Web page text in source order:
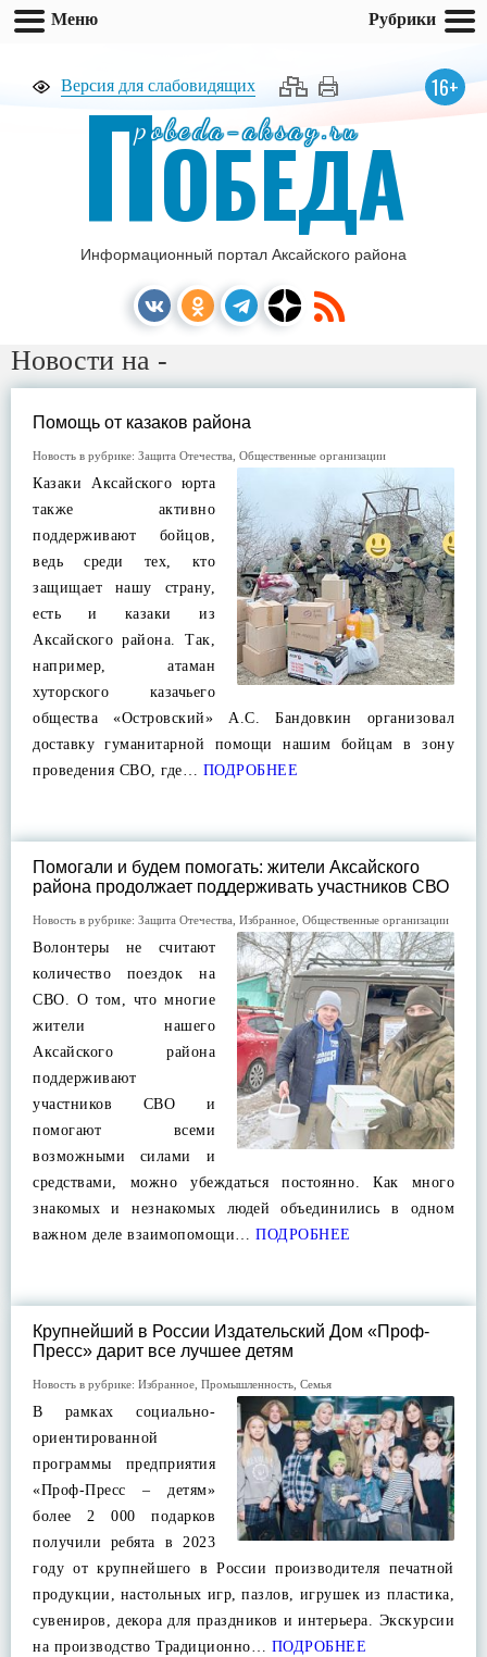
Версия для слабовидящих 16+
pobeda-aksay.ru
ПОБЕДА
Информационный портал Аксайского района
Новости на -
Помощь от казаков района
Новость в рубрике: Защита Отечества Общественные организации
Казаки Аксайского юрта
также активно
поддерживают бойцов,
ведь среди тех, кто
защищает нашу страну,
есть и казаки из
Аксайского района. Так,
например, атаман
хуторского казачьего
общества «Островский» А.С. Бандовкин организовал
доставку гуманитарной помощи нашим бойцам в зону
проведения СВО, где… ПОДРОБНЕЕ
Помогали и будем помогать: жители Аксайского
района продолжает поддерживать участников СВО
Новость в рубрике: Защита Отечества Избранное Общественные организации
Волонтеры не считают
количество поездок на
СВО. О том, что многие
жители нашего
Аксайского района
поддерживают
участников СВО и
помогают всеми
возможными силами и
средствами, можно убеждаться постоянно. Как много
знакомых и незнакомых людей объединились в одном
важном деле взаимопомощи… ПОДРОБНЕЕ
Крупнейший в России Издательский Дом «Проф-
Пресс» дарит все лучшее детям
Новость в рубрике: Избранное Промышленность Семья
В рамках социально-
ориентированной
программы предприятия
«Проф-Пресс – детям»
более 2 000 подарков
получили ребята в 2023
году от крупнейшего в России производителя печатной
продукции, настольных игр, пазлов, игрушек из пластика,
сувениров, декора для праздников и интерьера. Экскурсии
на производство Традиционно… ПОДРОБНЕЕ
Меню Рубрики